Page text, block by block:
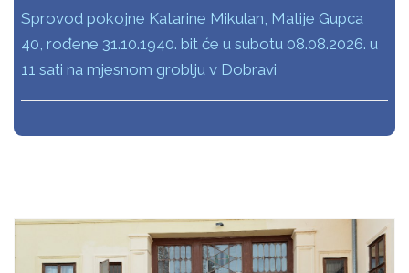
Sprovod pokojne Katarine Mikulan, Matije Gupca
40, rođene 31.10.1940. bit će u subotu 08.08.2026. u
11 sati na mjesnom groblju v Dobravi